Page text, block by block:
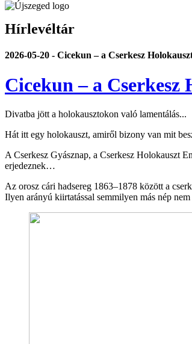
Hírlevéltár
2026-05-20 - Cicekun – a Cserkesz
Cicekun – a Cserkesz
Divatba jött a holokausztokon való lamentálás...
Hát itt egy holokauszt, amiről bizony van mit
A Cserkesz Gyásznap, a Cserkesz Holokauszt
erjedeznek…
Az orosz cári hadsereg 1863–1878 között a
Ilyen arányú kiirtatással semmilyen más nép